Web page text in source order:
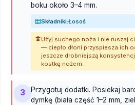
boku około 3–4 mm.
Składniki:Łosoś
Użyj suchego noża i nie ruszaj
— ciepło dłoni przyspiesza ich
jeszcze drobniejszą
kostkę nożem.
3
Przygotuj dodatki. Posiekaj
dymkę (biała część 1–2 mm,